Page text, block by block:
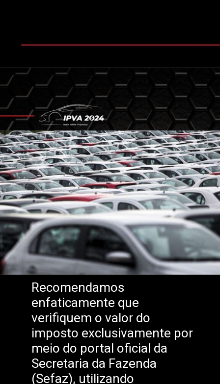
Recomendamos
enfaticamente que
verifiquem o valor do
imposto exclusivamente por
meio do portal oficial da
Secretaria da Fazenda
(Sefaz), utilizando